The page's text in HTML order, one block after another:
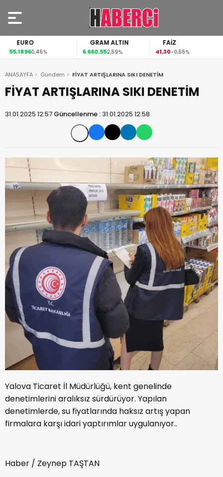
EURO
55,18960,45%
GRAM ALTIN
6.660,552,59%
FAİZ
41,30-0,55%
ANASAYFA Gündem FİYAT ARTIŞLARINA SIKI DENETİM
FİYAT ARTIŞLARINA SIKI DENETİM
31.01.2025 12:57 Güncellenme :31.01.2025 12:58
Yalova Ticaret İl Müdürlüğü, kent genelinde
denetimlerini aralıksız sürdürüyor. Yapılan
denetimlerde, su fiyatlarında haksız artış yapan
firmalara karşı idari yaptırımlar uygulanıyor..
Haber / Zeynep TAŞTAN